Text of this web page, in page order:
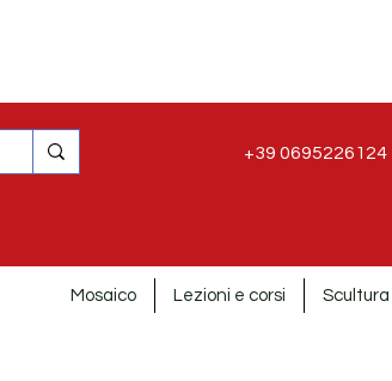
+39 0695226124
Mosaico Lezioni e corsi Scultura